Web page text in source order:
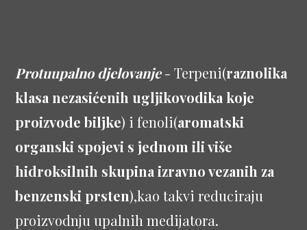
Protuupalno djelovanje- Terpeni(raznolika
klasa nezasićenih ugljikovodika koje
proizvode biljke) i fenoli(aromatski
organski spojevi s jednom ili više
hidroksilnih skupina izravno vezanih za
benzenski prsten),kao takvi reduciraju
proizvodnju upalnih medijatora.